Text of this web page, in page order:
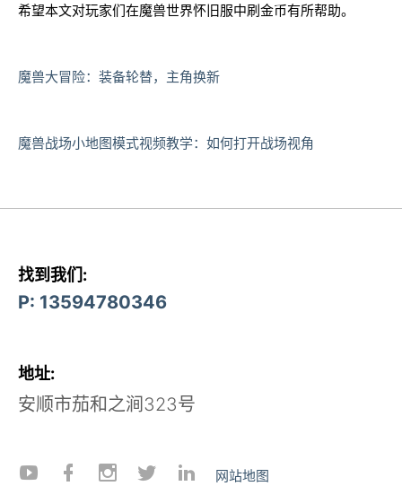
希望本文对玩家们在魔兽世界怀旧服中刷金币有所帮助。
魔兽大冒险：装备轮替，主角换新
魔兽战场小地图模式视频教学：如何打开战场视角
找到我们:
P: 13594780346
地址:
安顺市茄和之涧323号
网站地图